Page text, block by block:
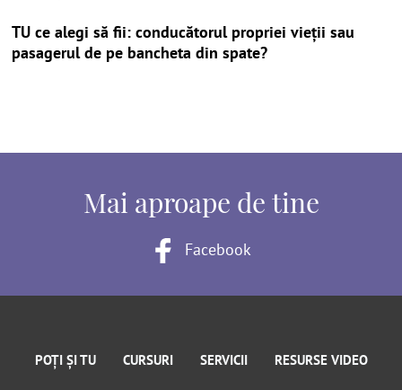
TU ce alegi să fii: conducătorul propriei vieții sau
pasagerul de pe bancheta din spate?
Mai aproape de tine
Facebook
POȚI ȘI TU CURSURI SERVICII RESURSE VIDEO